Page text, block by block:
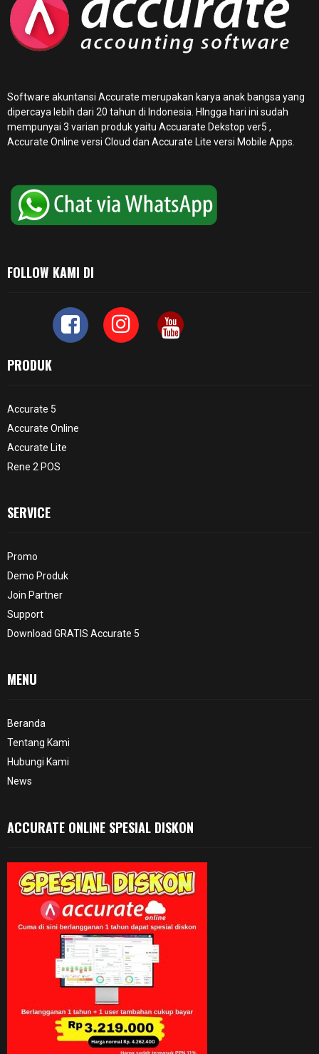
Software akuntansi Accurate merupakan karya anak bangsa yang
dipercaya lebih dari 20 tahun di Indonesia. HIngga hari ini sudah
mempunyai 3 varian produk yaitu Accuarate Dekstop ver5 ,
Accurate Online versi Cloud dan Accurate Lite versi Mobile Apps.
FOLLOW KAMI DI
PRODUK
Accurate 5
Accurate Online
Accurate Lite
Rene 2 POS
SERVICE
Promo
Demo Produk
Join Partner
Support
Download GRATIS Accurate 5
MENU
Beranda
Tentang Kami
Hubungi Kami
News
ACCURATE ONLINE SPESIAL DISKON